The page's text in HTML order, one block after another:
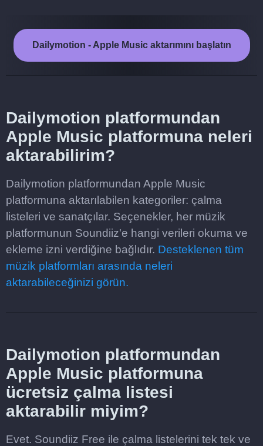
Dailymotion - Apple Music aktarımını başlatın
Dailymotion platformundan
Apple Music platformuna neleri
aktarabilirim?
Dailymotion platformundan Apple Music
platformuna aktarılabilen kategoriler: çalma
listeleri ve sanatçılar. Seçenekler, her müzik
platformunun Soundiiz'e hangi verileri okuma ve
ekleme izni verdiğine bağlıdır. Desteklenen tüm
müzik platformları arasında neleri
aktarabileceğinizi görün.
Dailymotion platformundan
Apple Music platformuna
ücretsiz çalma listesi
aktarabilir miyim?
Evet. Soundiiz Free ile çalma listelerini tek tek ve